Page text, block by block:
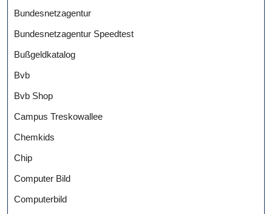
Bundesnetzagentur
Bundesnetzagentur Speedtest
Bußgeldkatalog
Bvb
Bvb Shop
Campus Treskowallee
Chemkids
Chip
Computer Bild
Computerbild